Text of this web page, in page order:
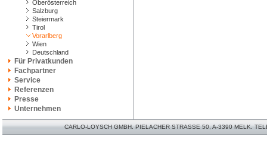
Oberösterreich
Salzburg
Steiermark
Tirol
Vorarlberg
Wien
Deutschland
Für Privatkunden
Fachpartner
Service
Referenzen
Presse
Unternehmen
CARLO-LOYSCH GMBH. PIELACHER STRASSE 50, A-3390 MELK.